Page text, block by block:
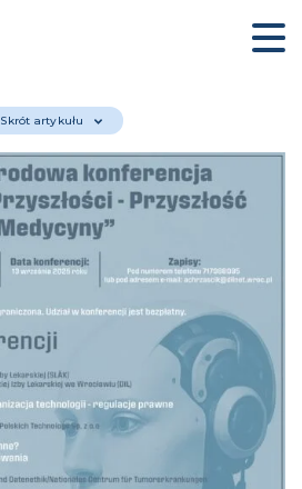
Skrót artykułu